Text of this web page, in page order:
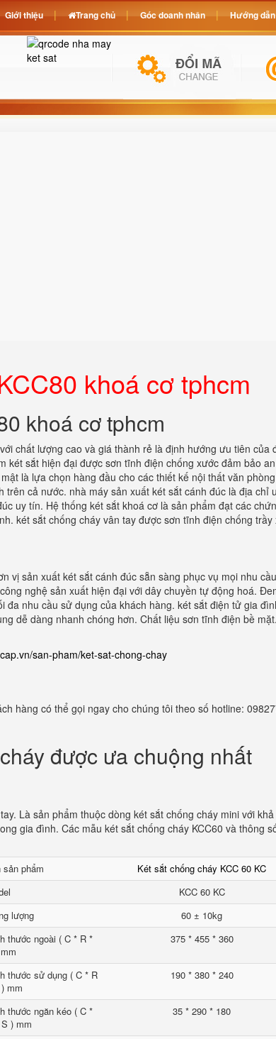
khoá cơ tphcm
khoá cơ tphcm
với chất lượng cao và giá thành rẻ là định hướng ưu tiên của
két sắt hiện đại được sơn tĩnh điện chống xước đảm bảo
là lựa chọn hàng đầu cho các thiết kế nội thất văn
cả nước. nhà máy sản xuất két sắt cánh đúc là địa chỉ
uy tín. Hệ thống két sắt khoá cơ là sản phẩm đạt các
két sắt chống cháy vân tay được sơn tĩnh điện chống trầy
vị sản xuất két sắt cánh đúc sẵn sàng phục vụ mọi nhu
nghệ sản xuất hiện đại với dây chuyền tự động hoá.
nhu cầu sử dụng của khách hàng. két sắt điện tử gia
dễ dàng nhanh chóng hơn. Chất liệu sơn tĩnh điện bề
san-pham/ket-sat-chong-chay
hàng có thể gọi ngay cho chúng tôi theo số hotline:
được ưa chuộng nhất
Là sản phẩm thuộc dòng két sắt chống cháy mini với
gia đình. Các mẫu két sắt chống cháy KCC60 và thông
sản phẩm
Két sắt chống cháy KCC 60 KC
KCC 60 KC
lượng
60 ± 10kg
thước ngoài ( C * R *
375 * 455 * 360
thước sử dụng ( C * R
mm
190 * 380 * 240
thước ngăn kéo ( C *
) mm
35 * 290 * 180
Giới thiệu Trang chủ Góc doanh nhân Hướng